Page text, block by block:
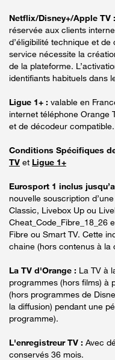
Netflix/Disney+/Apple TV :
réservée aux clients
d’éligibilité technique et
service nécessite la
de la plateforme.
identifiants habituels dans
Ligue 1+ : valable en
internet téléphone Orange
et de décodeur compatible.
Conditions Spécifiques
TV et Ligue 1+
Eurosport 1 inclus
nouvelle souscription
Classic, Livebox Up ou
Cheat_Code_Fibre_18_26
Fibre ou Smart TV. Cette
chaine (hors contenus à la
La TV d'Orange : La TV à
programmes (hors films) à
(hors programmes de
la diffusion) pendant une
programme).
L'enregistreur TV : Avec
conservés 36 mois.